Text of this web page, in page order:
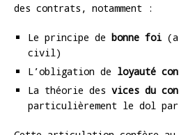
des contrats, notamment :
Le principe de bonne foi
civil)
L’obligation de loyauté
La théorie des vices du
particulièrement le dol